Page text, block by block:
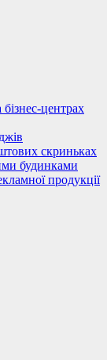
центрах
скриньках
будинками
продукції